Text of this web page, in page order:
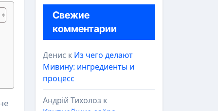
Свежие
комментарии
Денис к Из чего делают
Мивину: ингредиенты и
процесс
Андрій Тихолоз к